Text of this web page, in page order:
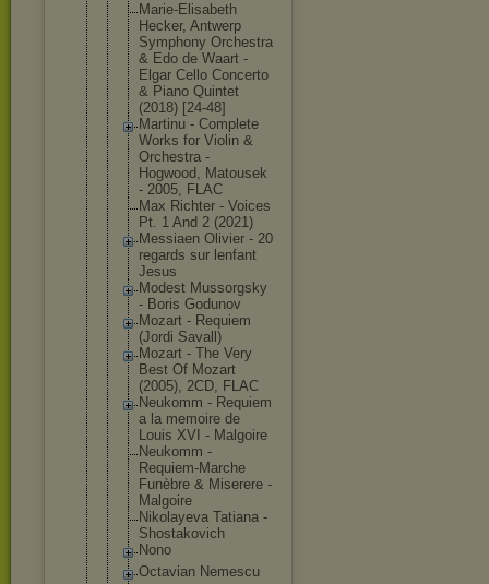
Marie-Elisabeth
Hecker, Antwerp
Symphony Orchestra
& Edo de Waart -
Elgar Cello Concerto
& Piano Quintet
(2018) [24-48]
Martinu - Complete
Works for Violin &
Orchestra -
Hogwood, Matousek
- 2005, FLAC
Max Richter - Voices
Pt. 1 And 2 (2021)
Messiaen Olivier - 20
regards sur lenfant
Jesus
Modest Mussorgsky
- Boris Godunov
Mozart - Requiem
(Jordi Savall)
Mozart - The Very
Best Of Mozart
(2005), 2CD, FLAC
Neukomm - Requiem
a la memoire de
Louis XVI - Malgoire
Neukomm -
Requiem-Marche
Funèbre & Miserere -
Malgoire
Nikolayeva Tatiana -
Shostakovic h
Nono
Octavian Nemescu